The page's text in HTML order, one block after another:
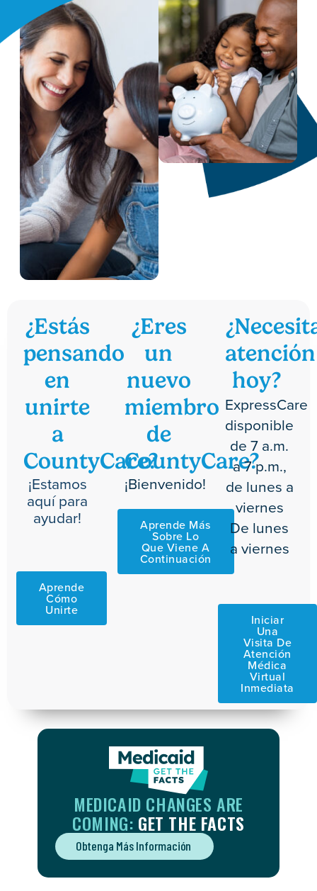
¿Estás
pensando
en
unirte
a
CountyCare?
¡Estamos
aquí para
ayudar!
Aprende
Cómo
Unirte
¿Eres
un
nuevo
miembro
de
CountyCare?
¡Bienvenido!
Aprende Más
Sobre Lo
Que Viene A
Continuación
atención
hoy?
ExpressCare
disponible
de 7 a.m.
a 7 p.m.,
de lunes a
viernes
De lunes
a viernes
Iniciar
Una
Visita De
Atención
Médica
Virtual
Inmediata
MEDICAID CHANGES ARE
COMING: GET THE FACTS
Obtenga Más Información